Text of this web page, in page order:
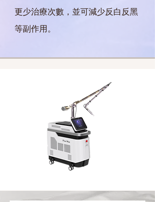
更少治療次數，並可減少反白反黑
等副作用。